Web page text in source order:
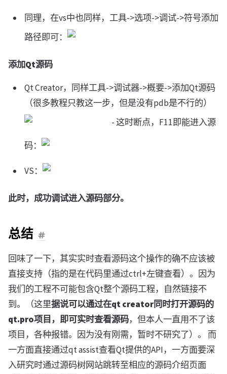
同理，在vs中也同样，工具->选项->调试->符号添加
路径即可：
添加Qt源码
Qt Creator，同样工具->调试器->概要->添加Qt源码
（很多教程只教这一步，但是没有pdb是不行的）
- 这时断点，F11即能进入源
码：
VS：
此时，成功调试进入源码部分。
总结
回味了一下，其实实时查看源码这个操作的确不应该被
直接支持（指的是在代码里通过ctrl+左键查看）。因为
我们的工程不可能包含Qt整个源码工程，自然链接不
到。（这里据说可以通过在qt creator同时打开源码的
qt.pro项目，即可实时查看源码，但本人一直用不了该
项目，各种报错。因为没有刚需，暂时不研究了）。 而
一方面直接通过qt assist查看Qt提供的API，一方面要深
入研究时通过源码树网站跳转至相应的源码介绍页面